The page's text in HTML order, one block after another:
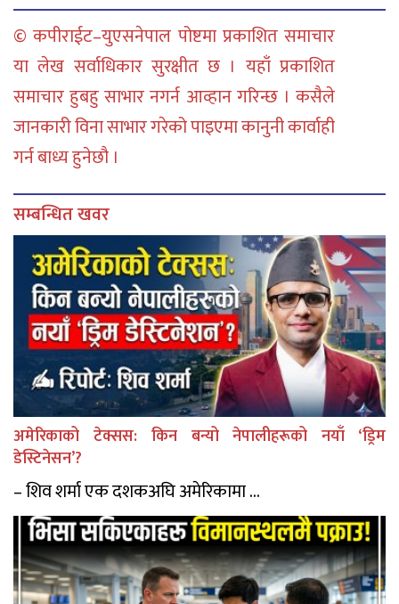
© कपीराईट–युएसनेपाल पोष्टमा प्रकाशित समाचार
या लेख सर्वाधिकार सुरक्षीत छ । यहाँ प्रकाशित
समाचार हुबहु साभार नगर्न आव्हान गरिन्छ । कसैले
जानकारी विना साभार गरेको पाइएमा कानुनी कार्वाही
गर्न बाध्य हुनेछौ ।
सम्बन्धित खवर
अमेरिकाको टेक्सस: किन बन्यो नेपालीहरूको नयाँ ‘ड्रिम
डेस्टिनेसन’?
– शिव शर्मा एक दशकअघि अमेरिकामा ...